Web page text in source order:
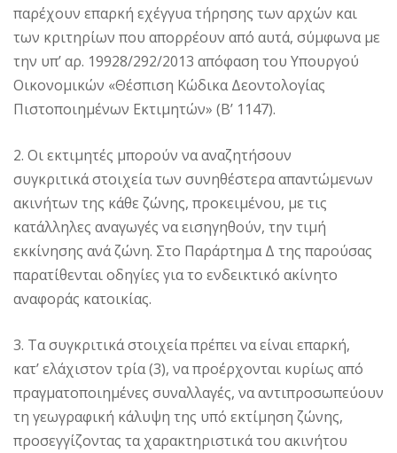
παρέχουν επαρκή εχέγγυα τήρησης των αρχών και
των κριτηρίων που απορρέουν από αυτά, σύμφωνα με
την υπ’ αρ. 19928/292/2013 απόφαση του Υπουργού
Οικονομικών «Θέσπιση Κώδικα Δεοντολογίας
Πιστοποιημένων Εκτιμητών» (Β’ 1147).
2. Οι εκτιμητές μπορούν να αναζητήσουν
συγκριτικά στοιχεία των συνηθέστερα απαντώμενων
ακινήτων της κάθε ζώνης, προκειμένου, με τις
κατάλληλες αναγωγές να εισηγηθούν, την τιμή
εκκίνησης ανά ζώνη. Στο Παράρτημα Δ της παρούσας
παρατίθενται οδηγίες για το ενδεικτικό ακίνητο
αναφοράς κατοικίας.
3. Τα συγκριτικά στοιχεία πρέπει να είναι επαρκή,
κατ’ ελάχιστον τρία (3), να προέρχονται κυρίως από
πραγματοποιημένες συναλλαγές, να αντιπροσωπεύουν
τη γεωγραφική κάλυψη της υπό εκτίμηση ζώνης,
προσεγγίζοντας τα χαρακτηριστικά του ακινήτου